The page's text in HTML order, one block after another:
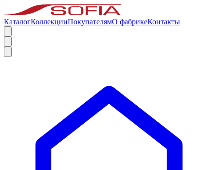
КаталогКоллекцииПокупателямО фабрикеКонтакты